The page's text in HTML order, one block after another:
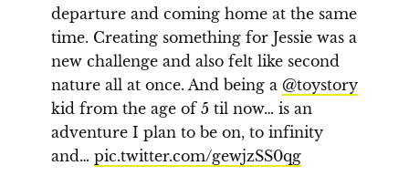
departure and coming home at the same
time. Creating something for Jessie was a
new challenge and also felt like second
nature all at once. And being a @toystory
kid from the age of 5 til now… is an
adventure I plan to be on, to infinity
and… pic.twitter.com/gewjzSS0qg